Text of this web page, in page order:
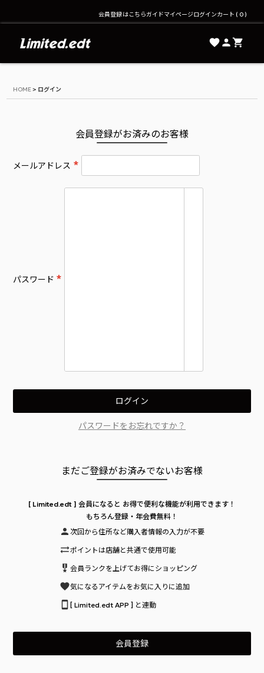
会員登録はこちらガイドマイページログインカート 0
Limited.edt - リミテッドエディション公式オンライ
HOME ログイン
会員登録がお済みのお客様
メールアドレス
必
パスワード
ログイン
パスワードをお忘れですか？
まだご登録がお済みでないお客様
[ Limited.edt ] 会員になると お得で便利な機能が利用できます！
もちろん登録・年会費無料！
次回から住所など購入者情報の入力が不要
ポイントは店舗と共通で使用可能
会員ランクを上げてお得にショッピング
気になるアイテムをお気に入りに追加
[ Limited.edt APP ] と連動
会員登録